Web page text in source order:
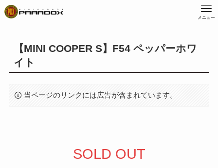
メニュー
【MINI COOPER S】F54 ペッパーホワ
イト
当ページのリンクには広告が含まれています。
SOLD OUT